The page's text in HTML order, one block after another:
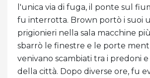
l'unica via di fuga, il ponte sul
fu interrotta. Brown portò i suoi
prigionieri nella sala macchine
sbarrò le finestre e le porte
venivano scambiati tra i predoni
della città. Dopo diverse ore, fu